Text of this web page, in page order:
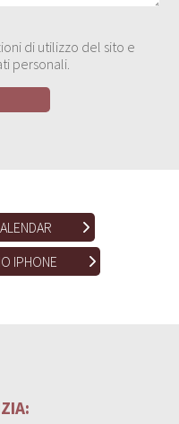
di utilizzo del sito e
personali.
IPHONE